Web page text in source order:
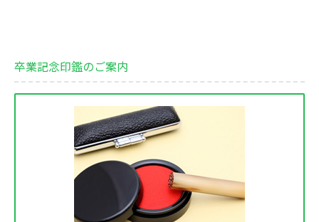
卒業記念印鑑のご案内